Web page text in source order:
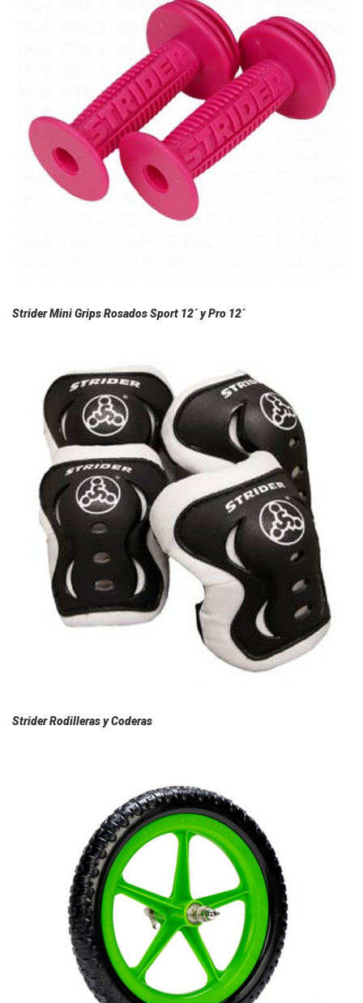
Strider Mini Grips Rosados Sport 12´ y Pro 12´
Strider Rodilleras y Coderas